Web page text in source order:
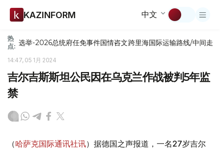
KAZINFORM 中文
热
点: 选举-2026总统府任免事件国情咨文跨里海国际运输路线/中间走廊
14:47, 05 1月 2024
吉尔吉斯斯坦公民因在乌克兰作战被判5年监
禁
（哈萨克国际通讯社讯）据德国之声报道，一名27岁吉尔